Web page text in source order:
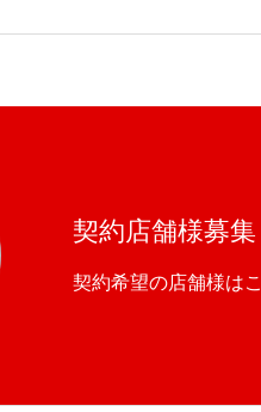
契約店舗様募集
契約希望の店舗様は